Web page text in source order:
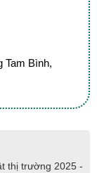
Tam Bình,
thị trường 2025 -